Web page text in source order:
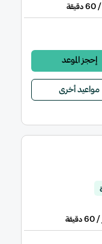
/ 60 دقيقة
إحجز الموعد
مواعيد أخرى
/ 60 دقيقة